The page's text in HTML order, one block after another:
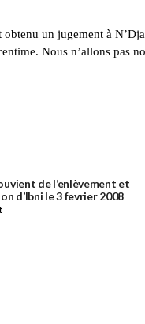
un jugement à
Nous n’allons pas
de l’enlèvement et
d’Ibni le 3 fevrier 2008